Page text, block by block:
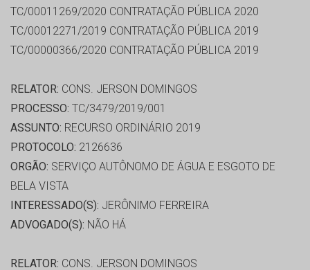
TC/00011269/2020 CONTRATAÇÃO PÚBLICA 2020
TC/00012271/2019 CONTRATAÇÃO PÚBLICA 2019
TC/00000366/2020 CONTRATAÇÃO PÚBLICA 2019
RELATOR: CONS. JERSON DOMINGOS
PROCESSO: TC/3479/2019/001
ASSUNTO: RECURSO ORDINÁRIO 2019
PROTOCOLO: 2126636
ORGÃO: SERVIÇO AUTÔNOMO DE ÁGUA E ESGOTO DE
BELA VISTA
INTERESSADO(S): JERÔNIMO FERREIRA
ADVOGADO(S): NÃO HÁ
RELATOR: CONS. JERSON DOMINGOS